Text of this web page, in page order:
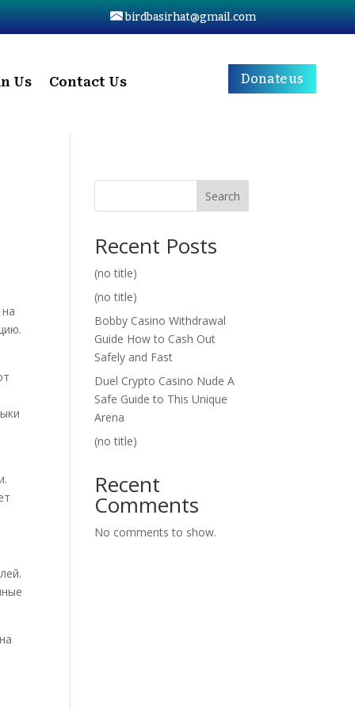
birdbasirhat@gmail.com
Us Contact Us Donate us
Search
Recent Posts
(no title)
(no title)
Bobby Casino Withdrawal
Guide How to Cash Out
Safely and Fast
Duel Crypto Casino Nude A
Safe Guide to This Unique
Arena
(no title)
Recent
Comments
No comments to show.